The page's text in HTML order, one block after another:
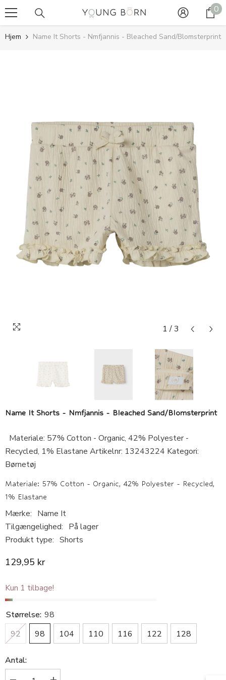
GÅ TIL INDHOLD 00
Hjem Name It Shorts - Nmfjannis - Bleached Sand/Blomsterprint
1 /3
Name It Shorts - Nmfjannis - Bleached Sand/Blomsterprint
Materiale: 57% Cotton - Organic, 42% Polyester -
Recycled, 1% Elastane Artikelnr: 13243224 Kategori:
Børnetøj
Materiale: 57% Cotton - Organic, 42% Polyester - Recycled,
1% Elastane
Mærke: Name It
Tilgængelighed: På lager
Produkt type: Shorts
129,95 kr
Kun 1 tilbage!
Størrelse: 98
92
98 104 110 116 122 128
Antal: